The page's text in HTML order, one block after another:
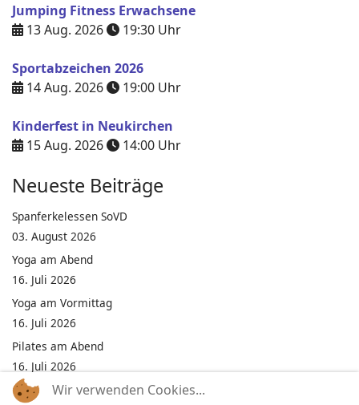
Jumping Fitness Erwachsene
13 Aug. 2026
19:30 Uhr
Sportabzeichen 2026
14 Aug. 2026
19:00 Uhr
Kinderfest in Neukirchen
15 Aug. 2026
14:00 Uhr
Neueste Beiträge
Spanferkelessen SoVD
03. August 2026
Yoga am Abend
16. Juli 2026
Yoga am Vormittag
16. Juli 2026
Pilates am Abend
16. Juli 2026
Jumping Fitness Intervall
Wir verwenden Cookies...